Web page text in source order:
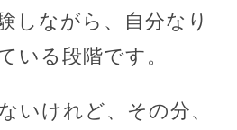
しながら、自分なり
いる段階です。
いけれど、その分、